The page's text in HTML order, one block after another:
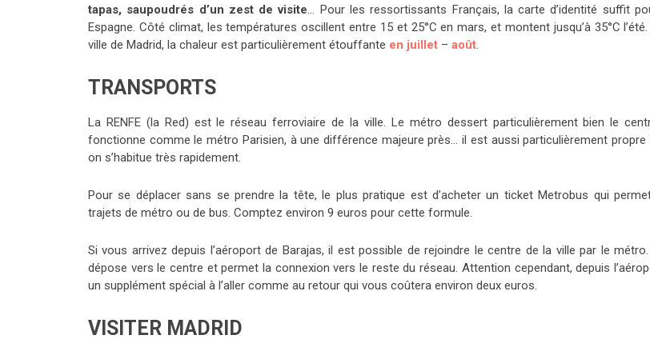
tapas, saupoudrés d’un zest de visite… Pour les ressortissants Français, la carte d’identité suffit
Espagne. Côté climat, les températures oscillent entre 15 et 25°C en mars, et montent jusqu’à 35°C
ville de Madrid, la chaleur est particulièrement étouffante en juillet – août.
TRANSPORTS
La RENFE (la Red) est le réseau ferroviaire de la ville. Le métro dessert particulièrement bien le
fonctionne comme le métro Parisien, à une différence majeure près… il est aussi particulièrement propre
on s’habitue très rapidement.
Pour se déplacer sans se prendre la tête, le plus pratique est d’acheter un ticket Metrobus qui
trajets de métro ou de bus. Comptez environ 9 euros pour cette formule.
Si vous arrivez depuis l’aéroport de Barajas, il est possible de rejoindre le centre de la ville par le
dépose vers le centre et permet la connexion vers le reste du réseau. Attention cependant, depuis
un supplément spécial à l’aller comme au retour qui vous coûtera environ deux euros.
VISITER MADRID